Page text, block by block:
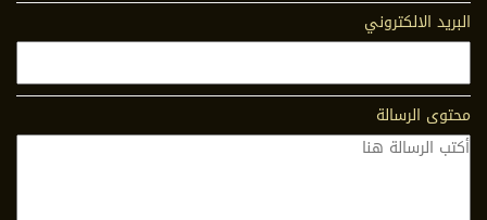
البريد الالكتروني
محتوى الرسالة